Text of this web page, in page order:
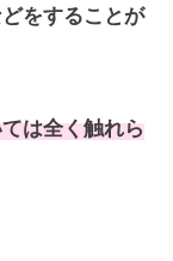
をすることが
は全く触れら